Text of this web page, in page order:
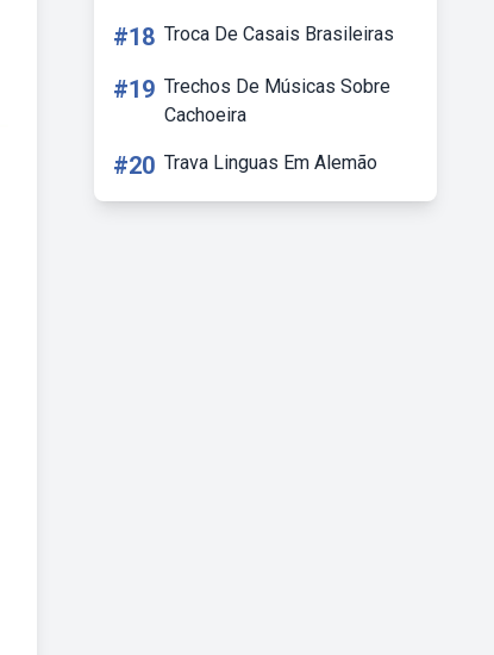
#18 Troca De Casais Brasileiras
#19 Trechos De Músicas Sobre
Cachoeira
#20 Trava Linguas Em Alemão